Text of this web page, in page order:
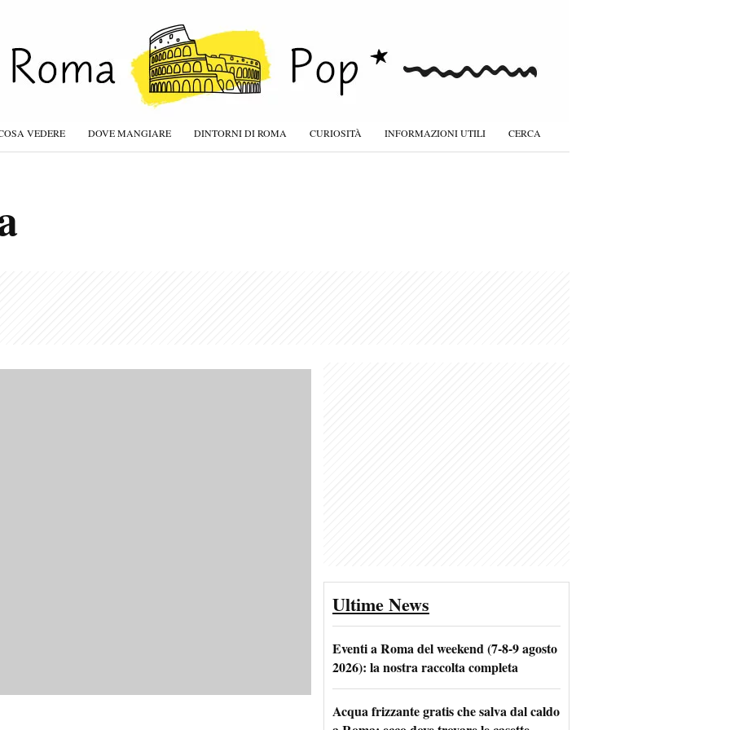
VEDERE DOVE MANGIARE DINTORNI DI ROMA CURIOSITÀ INFORMAZIONI UTILI CERCA
Ultime News
Eventi a Roma del weekend (7-8-9 agosto
2026): la nostra raccolta completa
Acqua frizzante gratis che salva dal caldo